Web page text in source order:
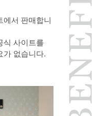
에서 판매합니
식 사이트를
가 없습니다.